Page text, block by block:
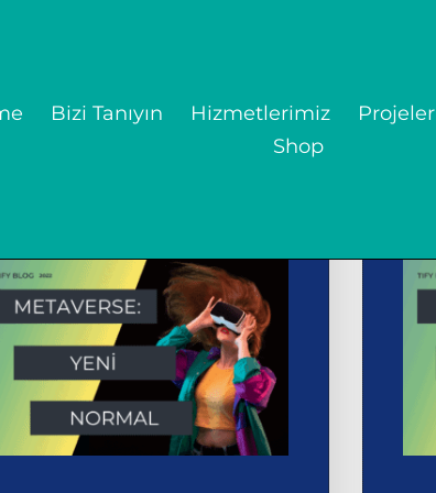
Bizi Tanıyın Hizmetlerimiz Projeler
Shop